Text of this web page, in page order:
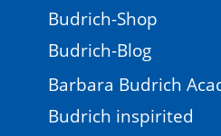
Budrich-Shop
Budrich-Blog
Barbara Budrich
Budrich inspirited